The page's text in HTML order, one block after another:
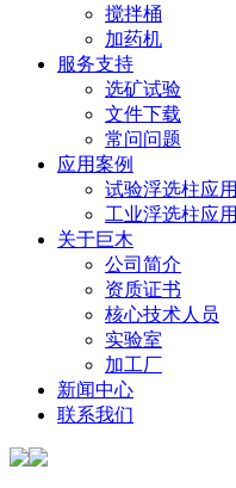
搅拌桶
加药机
服务支持
选矿试验
文件下载
常问问题
应用案例
试验浮选柱应用
工业浮选柱应用
关于巨木
公司简介
资质证书
核心技术人员
实验室
加工厂
新闻中心
联系我们